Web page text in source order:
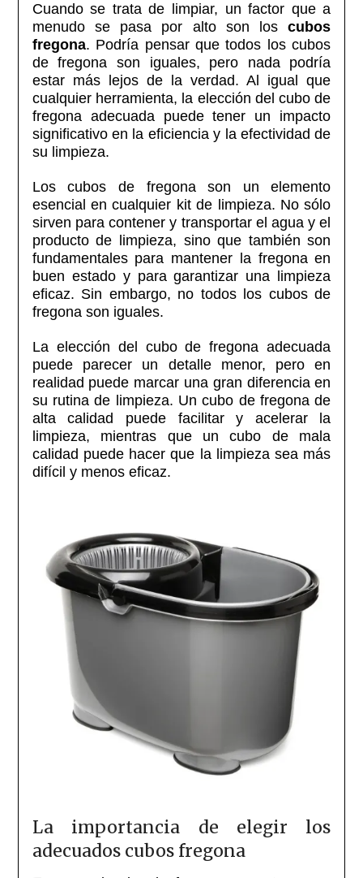
Cuando se trata de limpiar, un factor que a
menudo se pasa por alto son loscubos
fregona. Podría pensar que todos los cubos
de fregona son iguales, pero nada podría
estar más lejos de la verdad. Al igual que
cualquier herramienta, la elección del cubo de
fregona adecuada puede tener un impacto
significativo en la eficiencia y la efectividad de
su limpieza.
Los cubos de fregona son un elemento
esencial en cualquier kit de limpieza. No sólo
sirven para contener y transportar el agua y el
producto de limpieza, sino que también son
fundamentales para mantener la fregona en
buen estado y para garantizar una limpieza
eficaz. Sin embargo, no todos los cubos de
fregona son iguales.
La elección del cubo de fregona adecuada
puede parecer un detalle menor, pero en
realidad puede marcar una gran diferencia en
su rutina de limpieza. Un cubo de fregona de
alta calidad puede facilitar y acelerar la
limpieza, mientras que un cubo de mala
calidad puede hacer que la limpieza sea más
difícil y menos eficaz.
La importancia de elegir los
adecuados cubos fregona